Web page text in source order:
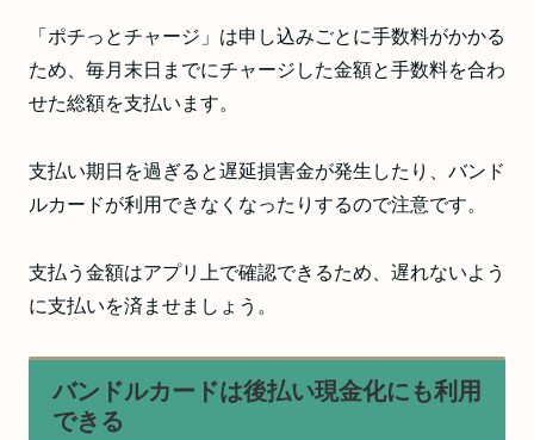
「ポチっとチャージ」は申し込みごとに手数料がかかる
ため、毎月末日までにチャージした金額と手数料を合わ
せた総額を支払います。
支払い期日を過ぎると遅延損害金が発生したり、バンド
ルカードが利用できなくなったりするので注意です。
支払う金額はアプリ上で確認できるため、遅れないよう
に支払いを済ませましょう。
バンドルカードは後払い現金化にも利用
できる